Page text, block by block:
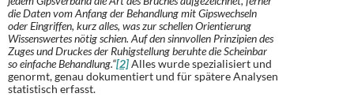
die Daten vom Anfang der Behandlung mit Gipswechseln
oder Eingriffen, kurz alles, was zur schellen Orientierung
Wissenswertes nötig schien. Auf den sinnvollen Prinzipien des
Zuges und Druckes der Ruhigstellung beruhte die Scheinbar
so einfache Behandlung.“[2]Alles wurde spezialisiert und
genormt, genau dokumentiert und für spätere Analysen
statistisch erfasst.